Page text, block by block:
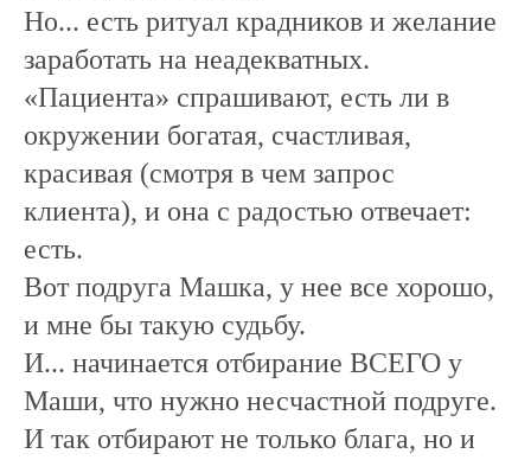
Но... есть ритуал крадников и желание
заработать на неадекватных.
«Пациента» спрашивают, есть ли в
окружении богатая, счастливая,
красивая (смотря в чем запрос
клиента), и она с радостью отвечает:
есть.
Вот подруга Машка, у нее все хорошо,
и мне бы такую судьбу.
И... начинается отбирание ВСЕГО у
Маши, что нужно несчастной подруге.
И так отбирают не только блага, но и